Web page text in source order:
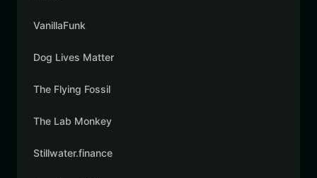
VanillaFunk
Dog Lives Matter
The Flying Fossil
The Lab Monkey
Stillwater.finance